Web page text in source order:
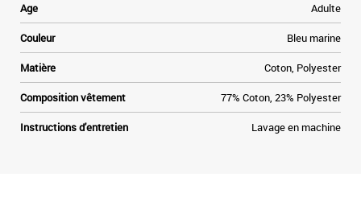
Age Adulte
Couleur Bleu marine
Matière Coton, Polyester
Composition vêtement 77% Coton, 23% Polyester
Instructions d'entretien Lavage en machine